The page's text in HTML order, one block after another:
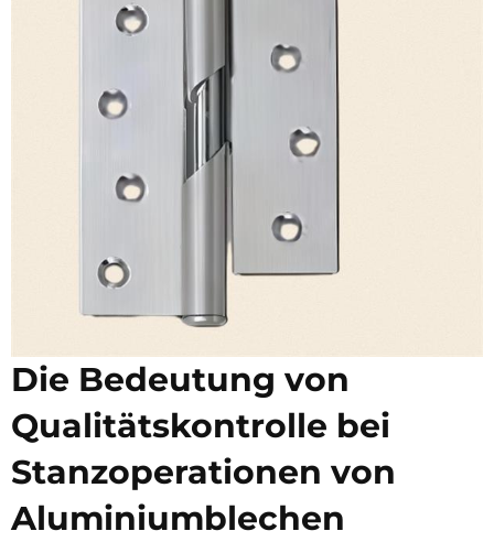
Die Bedeutung von
Qualitätskontrolle bei
Stanzoperationen von
Aluminiumblechen